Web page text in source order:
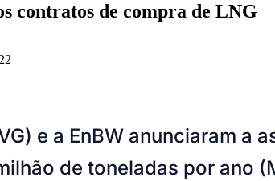
contratos de compra de LNG
e a EnBW anunciaram
de toneladas por ano